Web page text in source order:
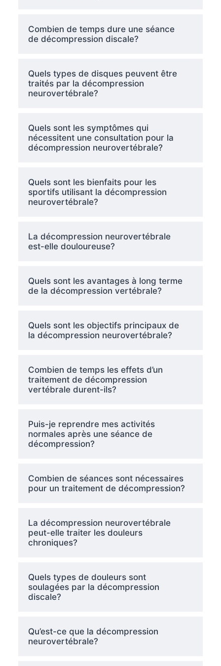
Combien de temps dure une séance
de décompression discale?
Quels types de disques peuvent être
traités par la décompression
neurovertébrale?
Quels sont les symptômes qui
nécessitent une consultation pour la
décompression neurovertébrale?
Quels sont les bienfaits pour les
sportifs utilisant la décompression
neurovertébrale?
La décompression neurovertébrale
est-elle douloureuse?
Quels sont les avantages à long terme
de la décompression vertébrale?
Quels sont les objectifs principaux de
la décompression neurovertébrale?
Combien de temps les effets d’un
traitement de décompression
vertébrale durent-ils?
Puis-je reprendre mes activités
normales après une séance de
décompression?
Combien de séances sont nécessaires
pour un traitement de décompression?
La décompression neurovertébrale
peut-elle traiter les douleurs
chroniques?
Quels types de douleurs sont
soulagées par la décompression
discale?
Qu’est-ce que la décompression
neurovertébrale?